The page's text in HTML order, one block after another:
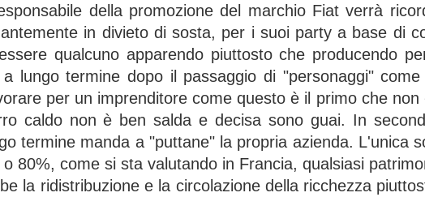
della promozione del marchio Fiat verrà
in divieto di sosta, per i suoi party a base di
qualcuno apparendo piuttosto che producendo
lungo termine dopo il passaggio di "personaggi" come
per un imprenditore come questo è il primo che non
caldo non è ben salda e decisa sono guai. In
termine manda a "puttane" la propria azienda. L'unica
80%, come si sta valutando in Francia, qualsiasi
la ridistribuzione e la circolazione della ricchezza